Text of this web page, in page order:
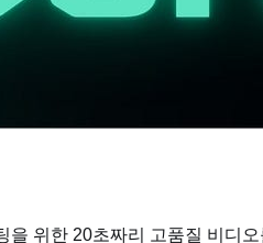
위한 20초짜리 고품질 비디